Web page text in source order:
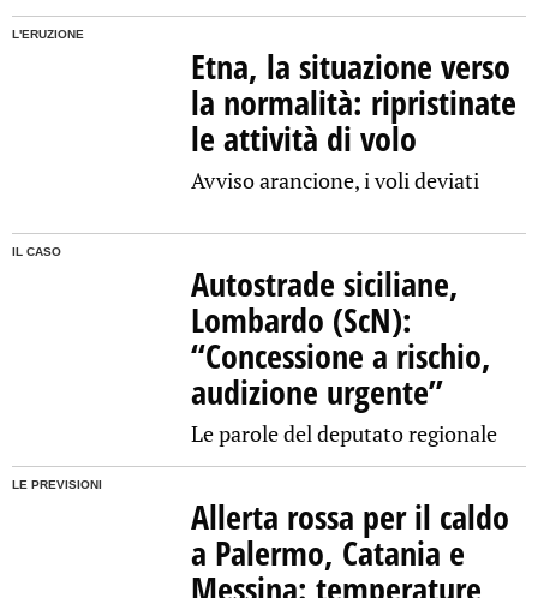
L'ERUZIONE
Etna, la situazione verso
la normalità: ripristinate
le attività di volo
Avviso arancione, i voli deviati
IL CASO
Autostrade siciliane,
Lombardo (ScN):
“Concessione a rischio,
audizione urgente”
Le parole del deputato regionale
LE PREVISIONI
Allerta rossa per il caldo
a Palermo, Catania e
Messina: temperature